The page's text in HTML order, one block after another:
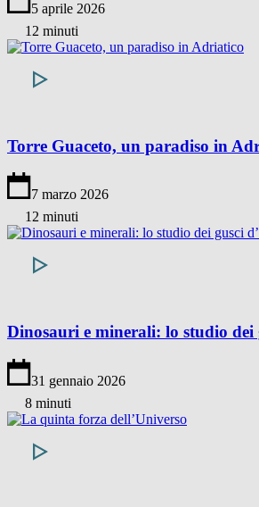
5 aprile 2026
12 minuti
Torre Guaceto, un paradiso in
7 marzo 2026
12 minuti
Dinosauri e minerali: lo studio dei
31 gennaio 2026
8 minuti